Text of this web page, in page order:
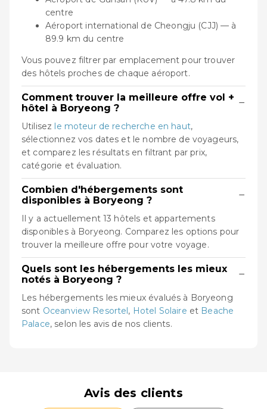
centre
Aéroport international de Cheongju (CJJ) — à
89.9 km du centre
Vous pouvez filtrer par emplacement pour trouver
des hôtels proches de chaque aéroport.
Comment trouver la meilleure offre vol +
hôtel à Boryeong ?
−
Utilisez le moteur de recherche en haut,
sélectionnez vos dates et le nombre de voyageurs,
et comparez les résultats en filtrant par prix,
catégorie et évaluation.
Combien d'hébergements sont
disponibles à Boryeong ?
−
Il y a actuellement 13 hôtels et appartements
disponibles à Boryeong. Comparez les options pour
trouver la meilleure offre pour votre voyage.
Quels sont les hébergements les mieux
notés à Boryeong ?
−
Les hébergements les mieux évalués à Boryeong
sont Oceanview Resortel, Hotel Solaire et Beache
Palace, selon les avis de nos clients.
Avis des clients